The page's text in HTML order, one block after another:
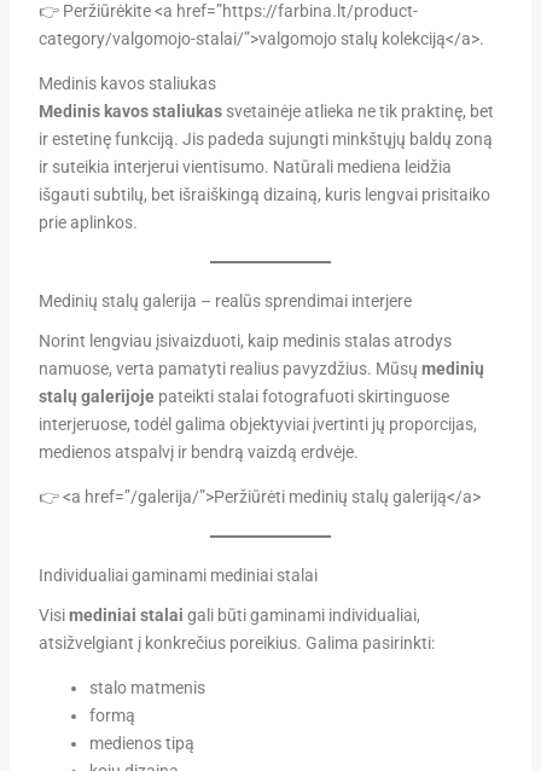
👉 Peržiūrėkite <a href=”https://farbina.lt/product-
category/valgomojo-stalai/”>valgomojo stalų kolekciją</a>.
Medinis kavos staliukas
Medinis kavos staliukassvetainėje atlieka ne tik praktinę, bet
ir estetinę funkciją. Jis padeda sujungti minkštųjų baldų zoną
ir suteikia interjerui vientisumo. Natūrali mediena leidžia
išgauti subtilų, bet išraiškingą dizainą, kuris lengvai prisitaiko
prie aplinkos.
Medinių stalų galerija – realūs sprendimai interjere
Norint lengviau įsivaizduoti, kaip medinis stalas atrodys
namuose, verta pamatyti realius pavyzdžius. Mūsų medinių
stalų galerijojepateikti stalai fotografuoti skirtinguose
interjeruose, todėl galima objektyviai įvertinti jų proporcijas,
medienos atspalvį ir bendrą vaizdą erdvėje.
👉 <a href=”/galerija/”>Peržiūrėti medinių stalų galeriją</a>
Individualiai gaminami mediniai stalai
Visimediniai stalai gali būti gaminami individualiai,
atsižvelgiant į konkrečius poreikius. Galima pasirinkti:
stalo matmenis
formą
medienos tipą